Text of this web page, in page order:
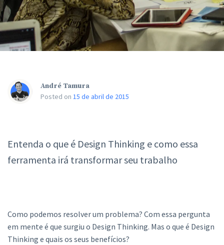
André Tamura
Posted on 15 de abril de 2015
Entenda o que é Design Thinking e como essa
ferramenta irá transformar seu trabalho
Como podemos resolver um problema? Com essa pergunta
em mente é que surgiu o Design Thinking. Mas o que é Design
Thinking e quais os seus benefícios?